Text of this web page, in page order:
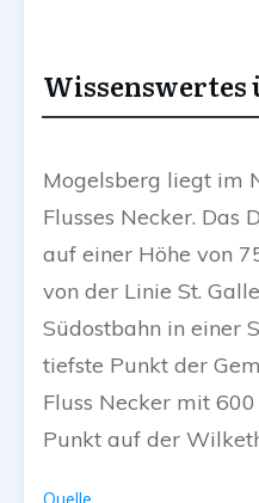
Wissenswertes
Mogelsberg liegt im
Flusses Necker. Das
auf einer Höhe von
von der Linie St.
Südostbahn in einer
tiefste Punkt der
Fluss Necker mit
Punkt auf der